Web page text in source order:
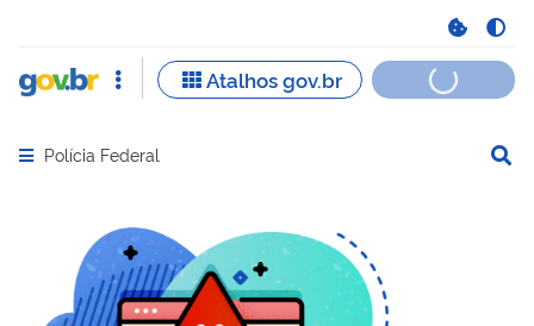
Abrir menu principal de navegação
Polícia Federal